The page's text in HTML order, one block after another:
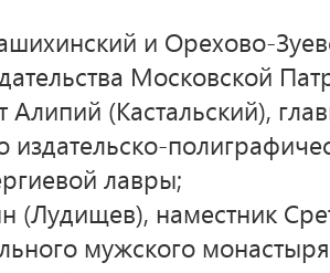
и Орехово-
Московской
Алипий (Кастальский),
издательско-
лавры;
(Лудищев), наместник
мужского